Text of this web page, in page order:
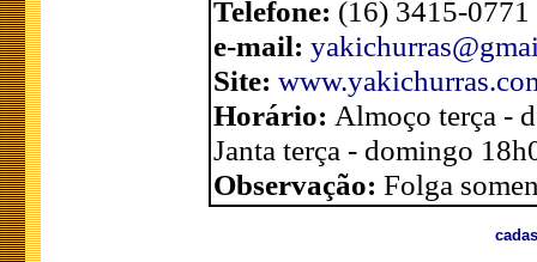
Telefone: (16) 3415-
e-mail:
Site:
Horário: Almoço terça -
Janta terça - domingo
Observação: Folga